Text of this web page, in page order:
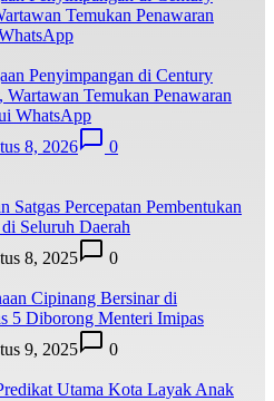
Penyimpangan di Century
Temukan Penawaran
WhatsApp
8, 2026 0
Satgas Percepatan Pembentukan
Seluruh Daerah
8, 2025
0
Cipinang Bersinar di
5 Diborong Menteri Imipas
9, 2025
0
Utama Kota Layak Anak